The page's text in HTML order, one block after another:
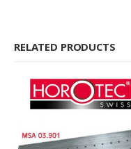
RELATED PRODUCTS